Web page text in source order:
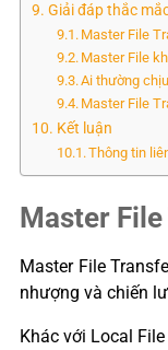
Giải đáp thắc
Master File
Master File
Ai thường
Master File
Kết luận
Thông tin
Master
Master File
nhượng và chiến
Khác với Local